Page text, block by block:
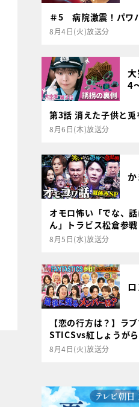
スキボタン
＃5 病院激震！パワ
8月4日(火)放送分
大
4
第3話 消えた子供と兎
8月6日(木)放送分
オモロ怖い「でな、
ん」トラビス松倉参戦
8月5日(水)放送分
【恋の行方は？】ラ
STICSvs紅しょうが
8月4日(火)放送分